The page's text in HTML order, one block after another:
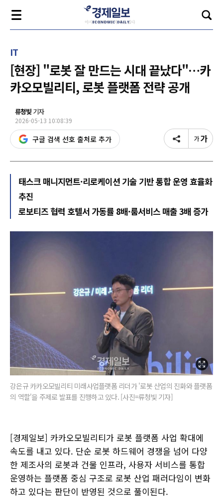
IT
[현장] "로봇 잘 만드는 시대 끝났다"…카
카오모빌리티, 로봇 플랫폼 전략 공개
류청빛 기자
2026-05-13 10:08:39
구글 검색 선호 출처로 추가
태스크 매니지먼트·리로케이션 기술 기반 통합 운영 효율화
추진
로보티즈 협력 호텔서 가동률 8배·룸서비스 매출 3배 증가
강은규 카카오모빌리티 미래사업플랫폼 리더가 '로봇 산업의 진화와 플랫폼
의 역할'을 주제로 발표를 진행하고 있다. [사진=류청빛 기자]
[경제일보] 카카오모빌리티가 로봇 플랫폼 사업 확대에
속도를 내고 있다. 단순 로봇 하드웨어 경쟁을 넘어 다양
한 제조사의 로봇과 건물 인프라, 사용자 서비스를 통합
운영하는 플랫폼 중심 구조로 로봇 산업 패러다임이 변화
하고 있다는 판단이 반영된 것으로 풀이된다.